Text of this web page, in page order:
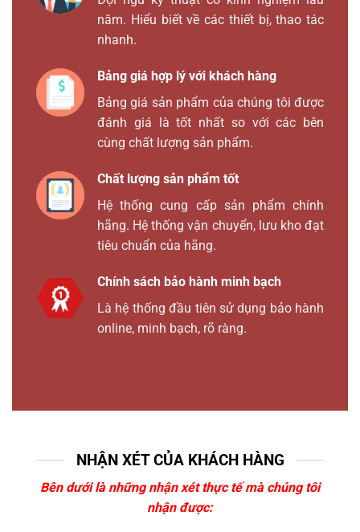
năm. Hiểu biết về các thiết bị, thao tác
nhanh.
Bảng giá hợp lý với khách hàng
Bảng giá sản phẩm của chúng tôi được
đánh giá là tốt nhất so với các bên
cùng chất lượng sản phẩm.
Chất lượng sản phẩm tốt
Hệ thống cung cấp sản phẩm chính
hãng. Hệ thống vận chuyển, lưu kho đạt
tiêu chuẩn của hãng.
Chính sách bảo hành minh bạch
Là hệ thống đầu tiên sử dụng bảo hành
online, minh bạch, rõ ràng.
NHẬN XÉT CỦA KHÁCH HÀNG
Bên dưới là những nhận xét thực tế mà chúng tôi
nhận được: